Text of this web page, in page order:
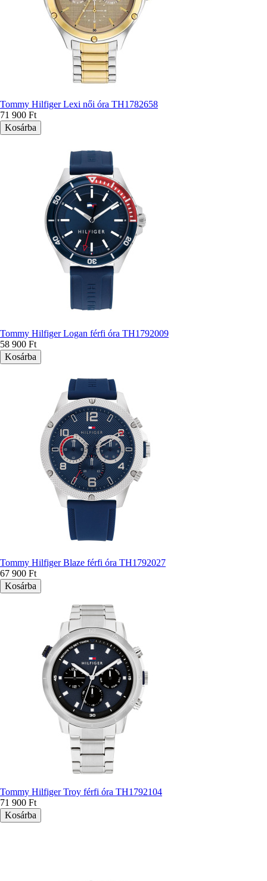
Tommy Hilfiger Lexi női óra TH1782658
71 900 Ft
Tommy Hilfiger Logan férfi óra TH1792009
58 900 Ft
Tommy Hilfiger Blaze férfi óra TH1792027
67 900 Ft
Tommy Hilfiger Troy férfi óra TH1792104
71 900 Ft